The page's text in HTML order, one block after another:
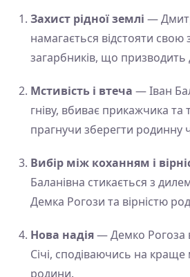
Захист рідної землі —
намагається відстояти свою
загарбників, що призводить
Мстивість і втеча — Іван
гніву, вбиває прикажчика та
прагнучи зберегти родинну
Вибір між коханням і
Баланівна стикається з
Демка Рогози та вірністю
Нова надія— Демко Рогоза
Січі, сподіваючись на краще
родини.